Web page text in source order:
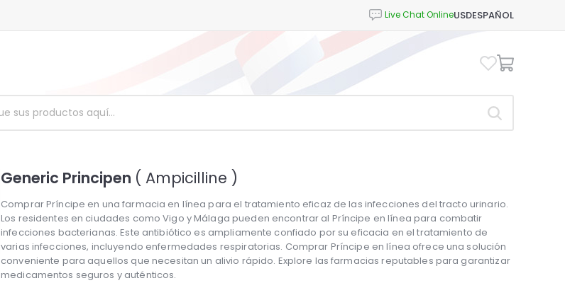
USDESPAÑOL
Generic Principen ( Ampicilline )
Comprar Príncipe en una farmacia en línea para el tratamiento eficaz de las infecciones del tracto urinario.
Los residentes en ciudades como Vigo y Málaga pueden encontrar al Príncipe en línea para combatir
infecciones bacterianas. Este antibiótico es ampliamente confiado por su eficacia en el tratamiento de
varias infecciones, incluyendo enfermedades respiratorias. Comprar Príncipe en línea ofrece una solución
conveniente para aquellos que necesitan un alivio rápido. Explore las farmacias reputables para garantizar
medicamentos seguros y auténticos.